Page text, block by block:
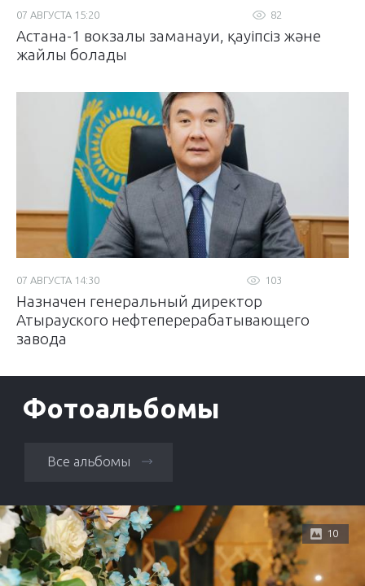
82
07 АВГУСТА 15:20
Астана-1 вокзалы заманауи, қауіпсіз және
жайлы болады
103
07 АВГУСТА 14:30
Назначен генеральный директор
Атырауского нефтеперерабатывающего
завода
Фотоальбомы
Все альбомы
10